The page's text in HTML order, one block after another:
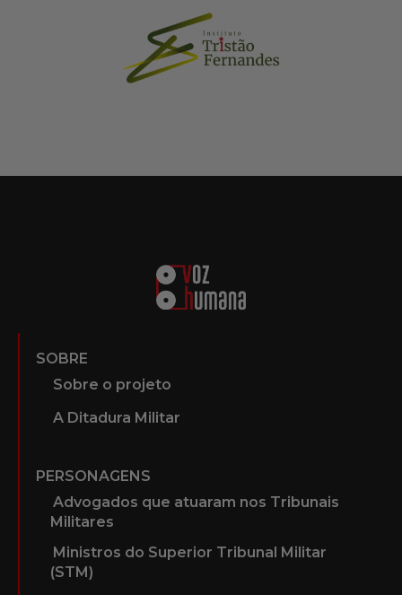
SOBRE
Sobre o projeto
A Ditadura Militar
PERSONAGENS
Advogados que atuaram nos Tribunais
Militares
Ministros do Superior Tribunal Militar
(STM)